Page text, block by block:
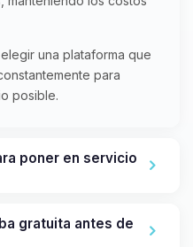
una plataforma que
para
posible.
poner en servicio
gratuita antes de